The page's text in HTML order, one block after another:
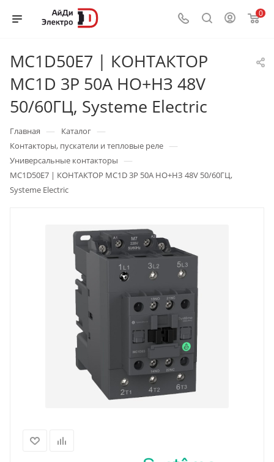
0
MC1D50E7 | КОНТАКТОР
MC1D 3P 50A НО+НЗ 48V
50/60ГЦ, Systeme Electric
Главная — Каталог —
Контакторы, пускатели и тепловые реле —
Универсальные контакторы —
MC1D50E7 | КОНТАКТОР MC1D 3P 50A НО+НЗ 48V 50/60ГЦ,
Systeme Electric